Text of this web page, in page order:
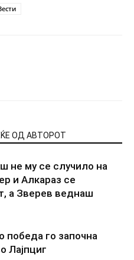
ОД АВТОРОТ
не му се случило на
и Алкараз се
а Зверев веднаш
победа го започна
Лајпциг